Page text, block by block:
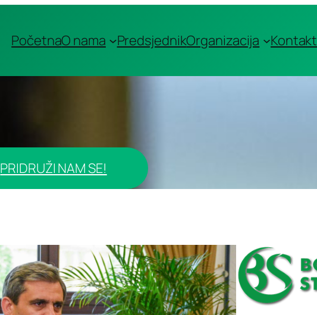
PočetnaO nama PredsjednikOrganizacija Kontakt
PRIDRUŽI NAM SE!